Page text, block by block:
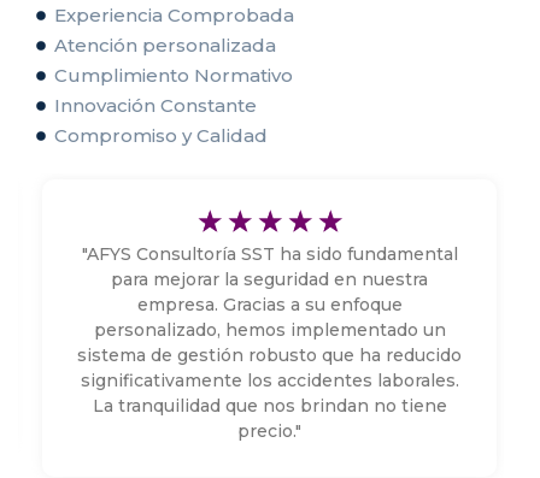
Experiencia Comprobada
Atención personalizada
Cumplimiento Normativo
Innovación Constante
Compromiso y Calidad
☆ ☆ ☆ ☆ ☆
"AFYS Consultoría SST ha sido fundamental
para mejorar la seguridad en nuestra
empresa. Gracias a su enfoque
personalizado, hemos implementado un
sistema de gestión robusto que ha reducido
significativamente los accidentes laborales.
La tranquilidad que nos brindan no tiene
precio."